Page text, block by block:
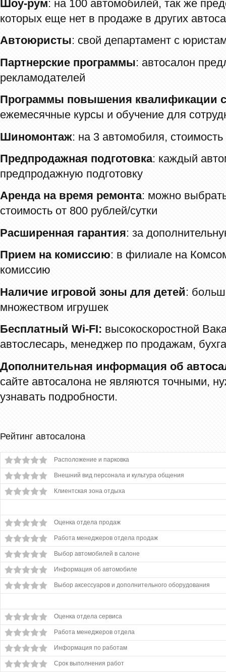
Шоу-рум: на 100 автомобилей, так же
которых еще нет в продаже в других
Автоюристы: свой департамент с
Партнерские программы: автосалон
рекламодателей
Программы повышения квалификации
ежемесячные курсы и обучение для
Шиномонтаж: на 3 автомобиля,
Предпродажная подготовка: каждый
предпродажную подготовку
Аренда на время ремонта: можно
стоимость от 800 рублей/сутки
Расширенная гарантия: за
Прием на комиссию: в филиале на
комиссию
Наличие игровой зоны для детей:
множеством игрушек
Бесплатный Wi-FI: высокоскоростной
автослесарь, менеджер по продажам,
Дополнительная информация об
сайте автосалона не являются точными,
узнавать подробности.
Рейтинг автосалона
Расположение и парковка
Внешний вид персонала и культура общения
Клиентская зона отдыха
Оценка отдела продаж
Работа менеджеров отдела продаж
Выбор автомобилей в салоне
Информация об автомобиле
Выбор аксессуаров и дополнительного оборудования
Оценка отдела сервиса
Работа менеджеров отдела
Информация по работам
Срок выполнения работ